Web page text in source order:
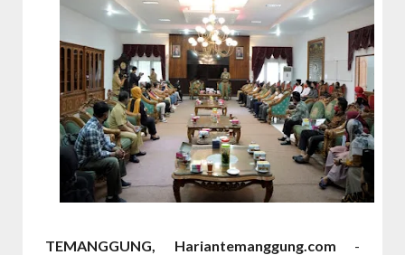
TEMANGGUNG, Hariantemanggung.com -